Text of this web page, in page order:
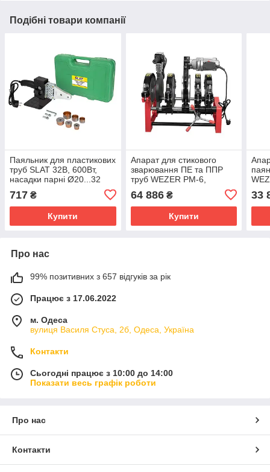
Подібні товари компанії
Паяльник для пластикових
труб SLAT 32B, 600Вт,
насадки парні Ø20...32
717 ₴
Купити
Апарат для стикового
зварювання ПЕ та ППР
труб WEZER РМ-6,
64 886₴
Купити
33
Про нас
99% позитивних з 657 відгуків за рік
Працює з 17.06.2022
м. Одеса
вулиця Василя Стуса, 2б, Одеса, Україна
Контакти
Сьогодні працює з 10:00 до 14:00
Показати весь графік роботи
Про нас
Контакти